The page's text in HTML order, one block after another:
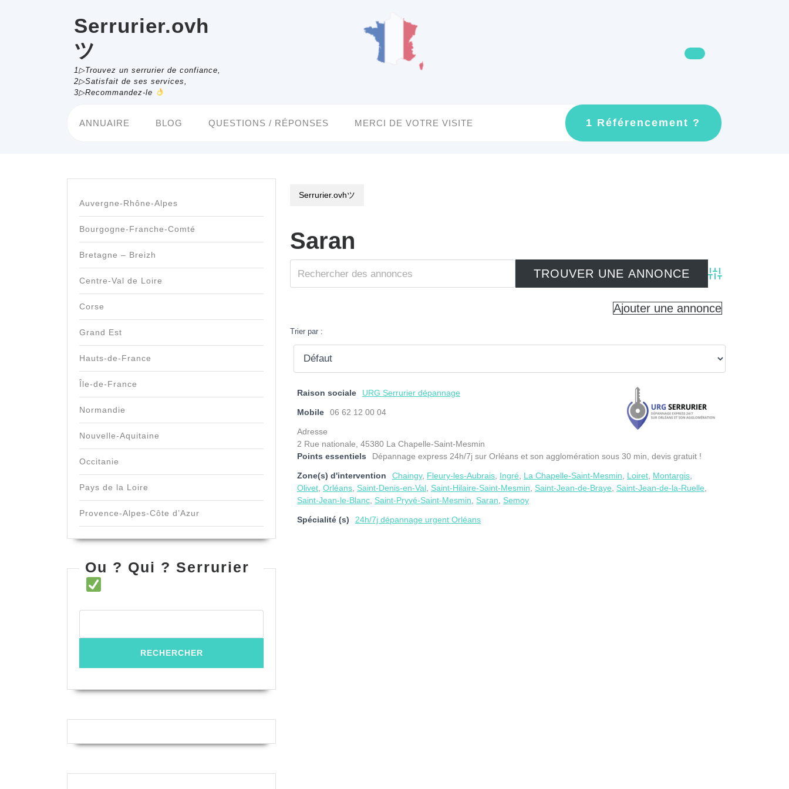
Serrurier.ovh
ツ
1▷Trouvez un serrurier de confiance,
2▷Satisfait de ses services,
3▷Recommandez-le
ANNUAIRE BLOG QUESTIONS / RÉPONSES MERCI DE VOTRE VISITE 1 Référencement ?
GET
AN
Auvergne-Rhône-Alpes
Bourgogne-Franche-Comté
Bretagne – Breizh
Centre-Val de Loire
Corse
Grand Est
Hauts-de-France
Île-de-France
Normandie
Nouvelle-Aquitaine
Occitanie
Pays de la Loire
Provence-Alpes-Côte d’Azur
Ou ? Qui ? Serrurier
Serrurier.ovhツ
Saran
Advanced Search
Ajouter une annonce
Trier par :
Raison sociale URG Serrurier dépannage
Mobile 06 62 12 00 04
Adresse
2 Rue nationale, 45380 La Chapelle-Saint-Mesmin
Points essentiels
Dépannage express 24h/7j sur Orléans et son agglomération sous 30 min, devis gratuit !
Zone(s) d'intervention Chaingy, Fleury-les-Aubrais Ingré La Chapelle-Saint-Mesmin Loiret Montargis
Olivet Orléans Saint-Denis-en-Val Saint-Hilaire-Saint-Mesmin Saint-Jean-de-Braye Saint-Jean-de-la-Ruelle
Saint-Jean-le-Blanc Saint-Pryvé-Saint-Mesmin Saran Semoy
Spécialité (s) 24h/7j dépannage urgent Orléans